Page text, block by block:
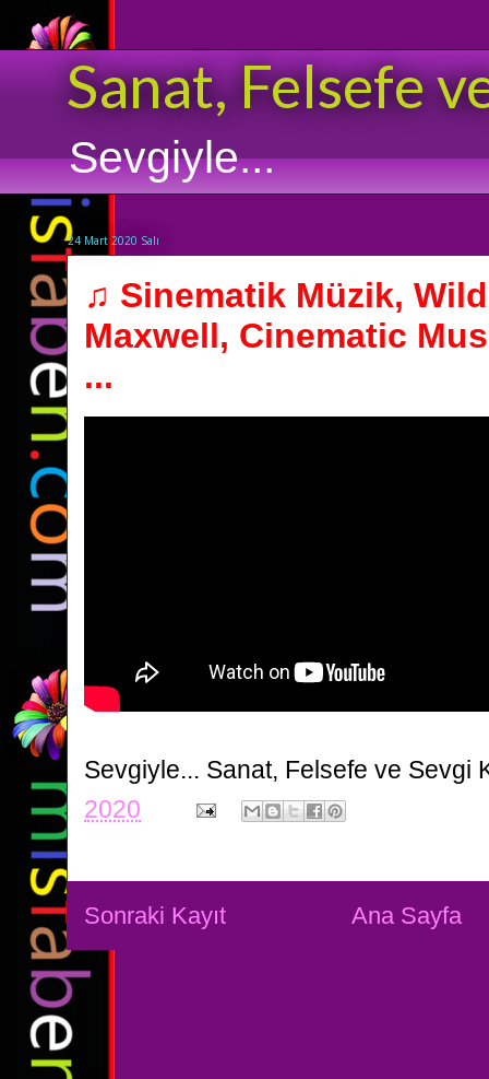
Sanat, Felsefe
Sevgiyle...
24 Mart 2020 Salı
♫ Sinematik Müzik,
Maxwell, Cinematic
...
Sevgiyle... Sanat, Felsefe ve Sevgi
2020
Sonraki Kayıt Ana Sayfa